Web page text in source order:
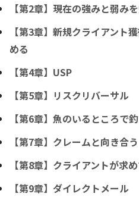
【第2章】現在の強みと弱み
【第3章】新規クライアント
める
【第4章】USP
【第5章】リスクリバーサル
【第6章】魚のいるところで
【第7章】クレームと向き合う
【第8章】クライアントが求
【第9章】ダイレクトメール